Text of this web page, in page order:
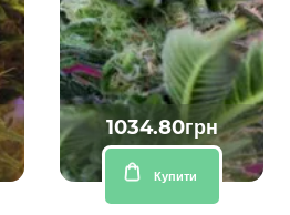
1034.80грн
Купити